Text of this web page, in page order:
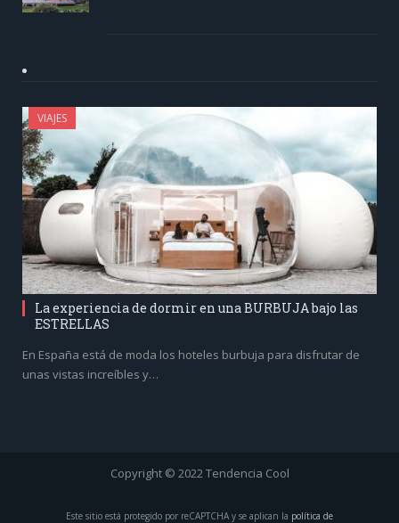
VIAJES
La experiencia de dormir en una BURBUJA bajo las
ESTRELLAS
En España está de moda los hoteles burbuja para disfrutar de
unas vistas increíbles y…
Copyright © 2022 Tendencia Cool
Este sitio está protegido por reCAPTCHA y se aplican la política de